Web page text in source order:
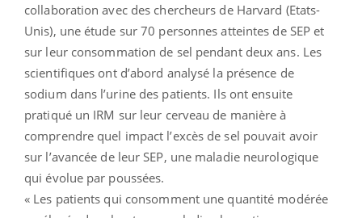
collaboration avec des chercheurs de Harvard (Etats-
Unis), une étude sur 70 personnes atteintes de SEP et
sur leur consommation de sel pendant deux ans. Les
scientifiques ont d’abord analysé la présence de
sodium dans l’urine des patients. Ils ont ensuite
pratiqué un IRM sur leur cerveau de manière à
comprendre quel impact l’excès de sel pouvait avoir
sur l’avancée de leur SEP, une maladie neurologique
qui évolue par poussées.
« Les patients qui consomment une quantité modérée